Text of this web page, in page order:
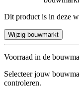
Dit product is in deze
Wijzig bouwmarkt
Voorraad in de
Selecteer jouw
controleren.